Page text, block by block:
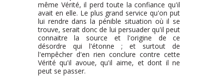
même Vérité, il perd toute la confiance qu'il
avait en elle. Le plus grand service qu'on put
lui rendre dans la pénible situation où il se
trouve, serait donc de lui persuader qu'il peut
connaitre la source et l'origine de ce
désordre qui l'étonne ; et surtout de
l'empêcher d'en rien conclure contre cette
Vérité qu'il avoue, qu'il aime, et dont il ne
peut se passer.